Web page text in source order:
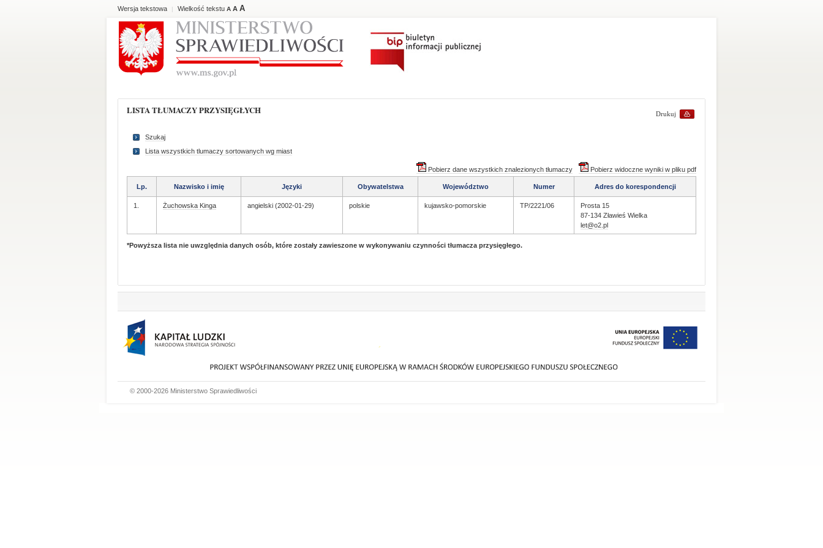
Wersja tekstowa | Wielkość tekstu A A A
Drukuj
LISTA TŁUMACZY PRZYSIĘGŁYCH
Szukaj
Lista wszystkich tlumaczy sortowanych wg miast
Pobierz widoczne wyniki w pliku pdf
Pobierz dane wszystkich znalezionych tłumaczy
Lp. Nazwisko i imię Języki Obywatelstwa Województwo Numer Adres do korespondencji
1. Żuchowska Kinga angielski (2002-01-29) polskie kujawsko-pomorskie TP/2221/06
Prosta 15
87-134 Zławieś Wielka
let@o2.pl
*Powyższa lista nie uwzględnia danych osób, które zostały zawieszone w wykonywaniu czynności tłumacza przysięgłego.
© 2000-2026 Ministerstwo Sprawiedliwości